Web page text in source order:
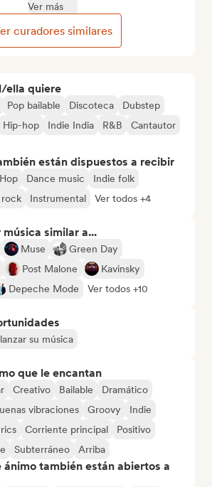
ella quiere
Pop bailable Discoteca
Dubstep
Hip-hop Indie India R&B
Cantautor
están dispuestos a recibir
Dance music
Indie folk
rock Instrumental Ver todos +4
similar a...
Muse
Green Day
Post Malone
Kavinsky
Depeche Mode Ver todos +10
su música
que le encantan
Creativo Bailable
Dramático
vibraciones Groovy
Indie
Corriente principal
Positivo
Subterráneo Arriba
ánimo también están abiertos a
Ver más
curadores similares